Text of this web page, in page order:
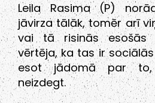
Leila Rasima (P)
jāvirza tālāk, tomēr arī
vai tā risinās esošās
vērtēja, ka tas ir
esot jādomā par to,
neizdegt.